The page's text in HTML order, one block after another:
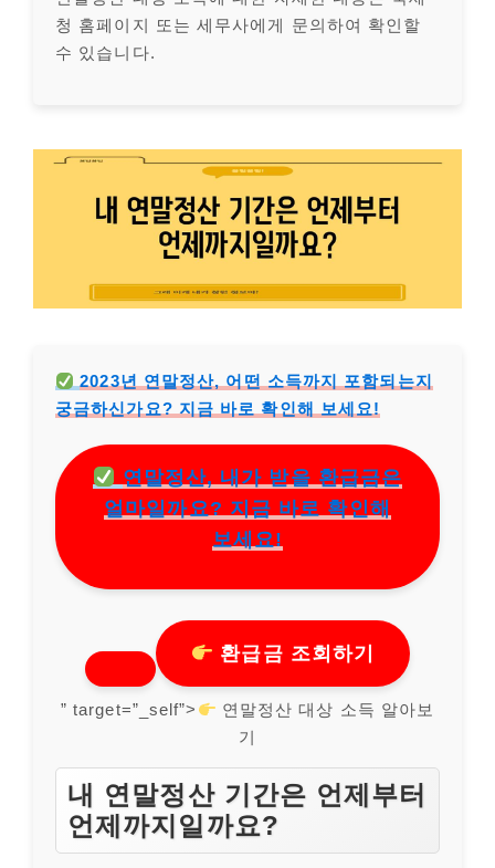
청 홈페이지 또는 세무사에게 문의하여 확인할
수 있습니다.
2023년 연말정산, 어떤 소득까지 포함되는지
궁금하신가요? 지금 바로 확인해 보세요!
연말정산, 내가 받을 환급금은
얼마일까요? 지금 바로 확인해
보세요!
환급금 조회하기
” target=”_self”>
연말정산 대상 소득 알아보
기
내 연말정산 기간은 언제부터
언제까지일까요?